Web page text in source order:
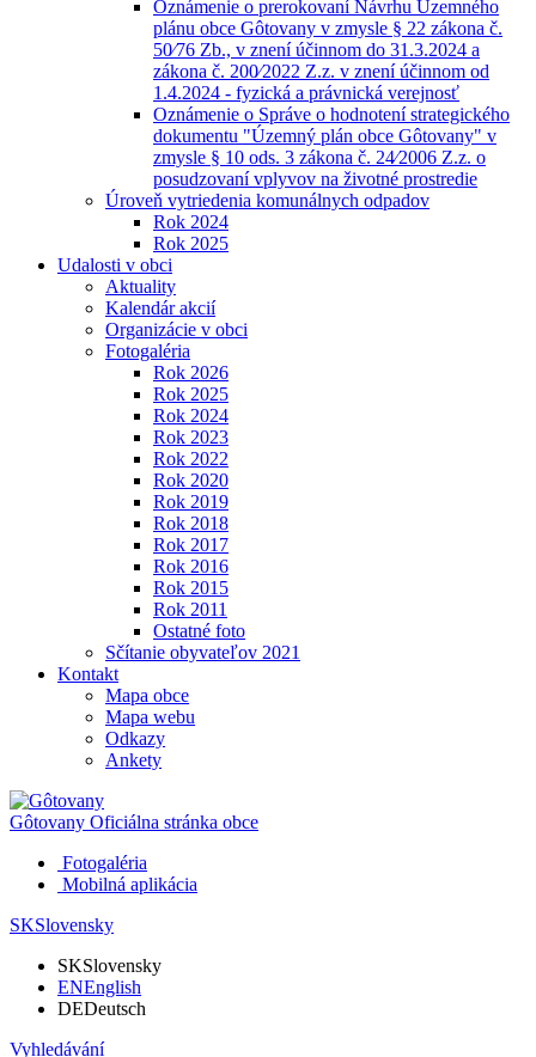
Oznámenie o prerokovaní Návrhu Územného
plánu obce Gôtovany v zmysle § 22 zákona č.
50⁄76 Zb., v znení účinnom do 31.3.2024 a
zákona č. 200⁄2022 Z.z. v znení účinnom od
1.4.2024 - fyzická a právnická verejnosť
Oznámenie o Správe o hodnotení strategického
dokumentu "Územný plán obce Gôtovany" v
zmysle § 10 ods. 3 zákona č. 24⁄2006 Z.z. o
posudzovaní vplyvov na životné prostredie
Úroveň vytriedenia komunálnych odpadov
Rok 2024
Rok 2025
Udalosti v obci
Aktuality
Kalendár akcií
Organizácie v obci
Fotogaléria
Rok 2026
Rok 2025
Rok 2024
Rok 2023
Rok 2022
Rok 2020
Rok 2019
Rok 2018
Rok 2017
Rok 2016
Rok 2015
Rok 2011
Ostatné foto
Sčítanie obyvateľov 2021
Kontakt
Mapa obce
Mapa webu
Odkazy
Ankety
Gôtovany Oficiálna stránka obce
Fotogaléria
Mobilná aplikácia
SKSlovensky
SKSlovensky
ENEnglish
DEDeutsch
Vyhledávání